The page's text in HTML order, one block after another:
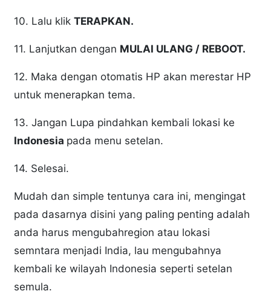
10. Lalu klikTERAPKAN.
11. Lanjutkan dengan MULAI ULANG / REBOOT.
12. Maka dengan otomatis HP akan merestar HP
untuk menerapkan tema.
13. Jangan Lupa pindahkan kembali lokasi ke
Indonesia pada menu setelan.
14. Selesai.
Mudah dan simple tentunya cara ini, mengingat
pada dasarnya disini yang paling penting adalah
anda harus mengubahregion atau lokasi
semntara menjadi India, lau mengubahnya
kembali ke wilayah Indonesia seperti setelan
semula.